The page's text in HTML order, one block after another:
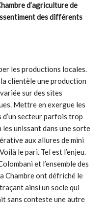
d’agriculture de
des différents
les productions locales.
clientèle une production
sur des sites
Mettre en exergue les
secteur parfois trop
les unissant dans une sorte
aux allures de mini
le pari. Tel est l’enjeu.
et l’ensemble des
Chambre ont défriché le
ainsi un socle qui
sans conteste une autre